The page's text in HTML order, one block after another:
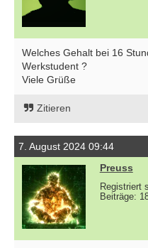
Welches Gehalt bei 16
Werkstudent ?
Viele Grüße
Zitieren
7. August 2024 09:44
Preuss
Registriert
Beiträge: